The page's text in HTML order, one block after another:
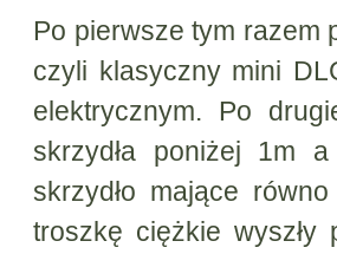
Po pierwsze tym razem
czyli klasyczny mini
elektrycznym. Po
skrzydła poniżej 1m
skrzydło mające
troszkę ciężkie wyszły